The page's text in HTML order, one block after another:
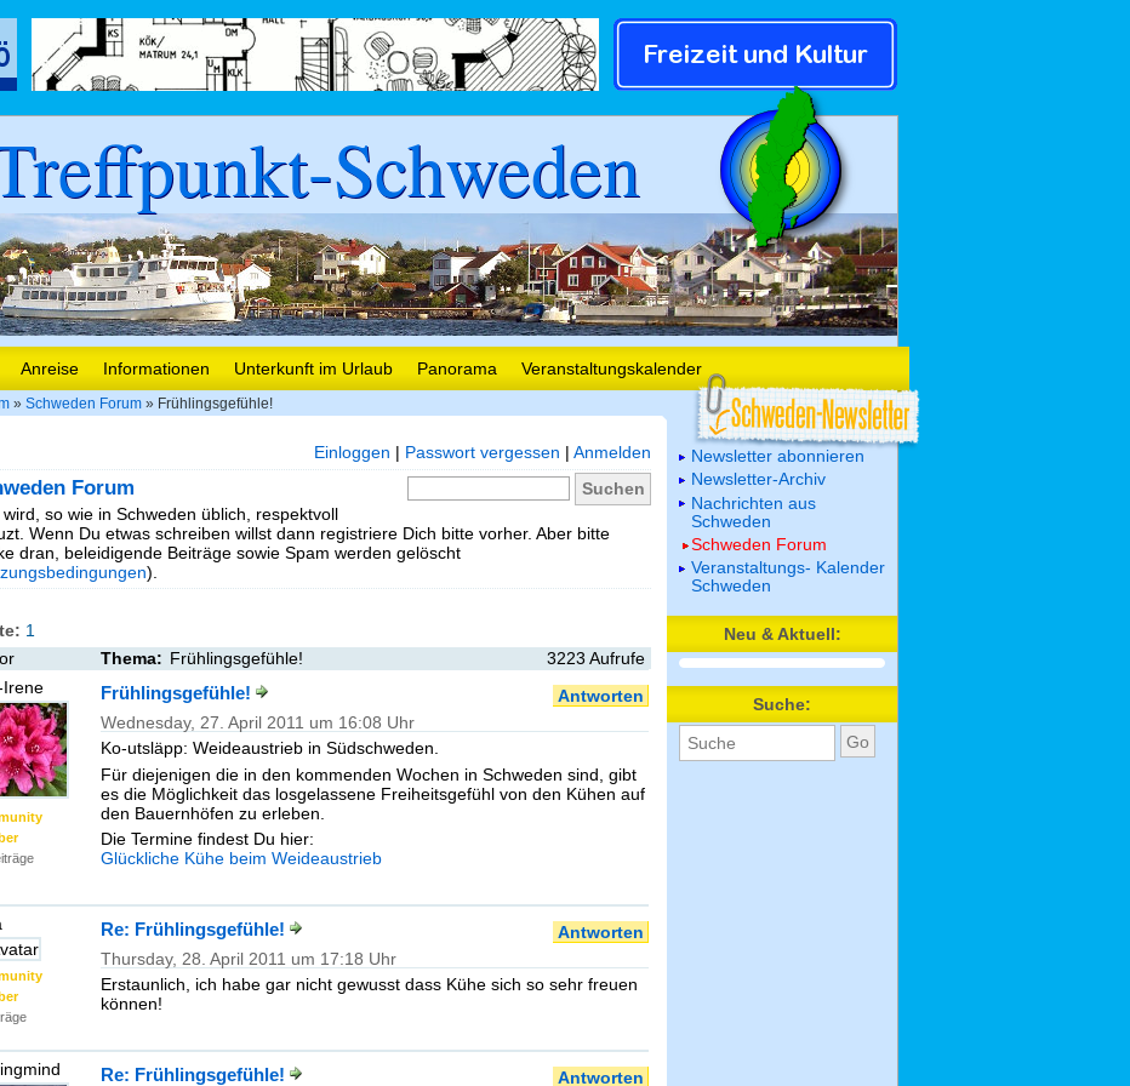
Schweden
Anreise Informationen Unterkunft im Urlaub Panorama Veranstaltungskalender
» Schweden Forum » Frühlingsgefühle!
Einloggen | Passwort vergessen | Anmelden
Forum
wird, so wie in Schweden üblich, respektvoll
Wenn Du etwas schreiben willst dann registriere Dich bitte vorher. Aber bitte
dran, beleidigende Beiträge sowie Spam werden gelöscht
).
1
Thema: Frühlingsgefühle!
3223 Aufrufe
Irene
Antworten
Frühlingsgefühle!
Wednesday, 27. April 2011 um 16:08 Uhr
Ko-utsläpp: Weideaustrieb in Südschweden.
Für diejenigen die in den kommenden Wochen in Schweden sind, gibt
es die Möglichkeit das losgelassene Freiheitsgefühl von den Kühen auf
den Bauernhöfen zu erleben.
Die Termine findest Du hier:
Glückliche Kühe beim Weideaustrieb
Antworten
Re: Frühlingsgefühle!
Thursday, 28. April 2011 um 17:18 Uhr
Erstaunlich, ich habe gar nicht gewusst dass Kühe sich so sehr freuen
können!
Antworten
Re: Frühlingsgefühle!
Newsletter abonnieren
Newsletter-Archiv
Nachrichten aus
Schweden
Schweden Forum
Veranstaltungs- Kalender
Schweden
Neu & Aktuell:
Suche: